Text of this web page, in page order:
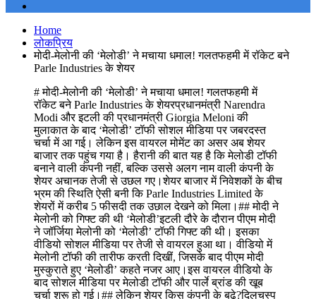
Home
लोकप्रिय
मोदी-मेलोनी की ‘मेलोडी’ ने मचाया धमाल! गलतफहमी में रॉकेट बने
Parle Industries के शेयर
# मोदी-मेलोनी की ‘मेलोडी’ ने मचाया धमाल! गलतफहमी में
रॉकेट बने Parle Industries के शेयरप्रधानमंत्री Narendra
Modi और इटली की प्रधानमंत्री Giorgia Meloni की
मुलाकात के बाद ‘मेलोडी’ टॉफी सोशल मीडिया पर जबरदस्त
चर्चा में आ गई। लेकिन इस वायरल मोमेंट का असर अब शेयर
बाजार तक पहुंच गया है। हैरानी की बात यह है कि मेलोडी टॉफी
बनाने वाली कंपनी नहीं, बल्कि उससे अलग नाम वाली कंपनी के
शेयर अचानक तेजी से उछल गए।शेयर बाजार में निवेशकों के बीच
भ्रम की स्थिति ऐसी बनी कि Parle Industries Limited के
शेयरों में करीब 5 फीसदी तक उछाल देखने को मिला।## मोदी ने
मेलोनी को गिफ्ट की थी ‘मेलोडी’इटली दौरे के दौरान पीएम मोदी
ने जॉर्जिया मेलोनी को ‘मेलोडी’ टॉफी गिफ्ट की थी। इसका
वीडियो सोशल मीडिया पर तेजी से वायरल हुआ था। वीडियो में
मेलोनी टॉफी की तारीफ करती दिखीं, जिसके बाद पीएम मोदी
मुस्कुराते हुए ‘मेलोडी’ कहते नजर आए।इस वायरल वीडियो के
बाद सोशल मीडिया पर मेलोडी टॉफी और पार्ले ब्रांड की खूब
चर्चा शुरू हो गई।## लेकिन शेयर किस कंपनी के बढ़े?दिलचस्प